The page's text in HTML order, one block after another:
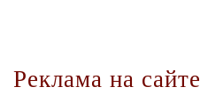
Реклама на сайте